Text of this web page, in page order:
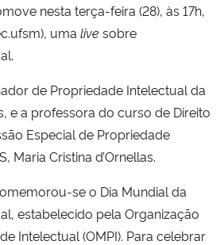
nesta terça-feira (28), às 17h,
uma live sobre
de Propriedade Intelectual da
e a professora do curso de Direito
Especial de Propriedade
Maria Cristina d’Ornellas.
se o Dia Mundial da
estabelecido pela Organização
Intelectual (OMPI). Para celebrar